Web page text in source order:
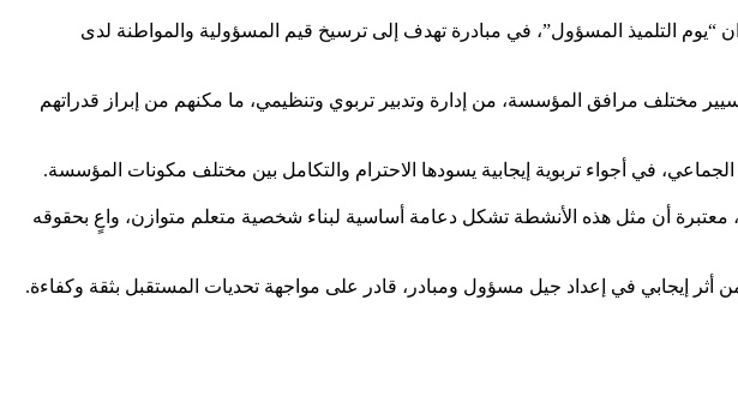
04 أبريل 2026، تنظيم فعالية تربوية متميزة تحت عنوان “يوم التلميذ المسؤول”، في مبادرة تهدف إلى ترسيخ قيم المسؤولية والمواطنة لدى
مختلف مرافق المؤسسة، من إدارة وتدبير تربوي وتنظيمي، ما مكنهم من إبراز قدراتهم
في أجواء تربوية إيجابية يسودها الاحترام والتكامل بين مختلف مكونات المؤسسة.
معتبرة أن مثل هذه الأنشطة تشكل دعامة أساسية لبناء شخصية متعلم متوازن، واعٍ بحقوقه
من أثر إيجابي في إعداد جيل مسؤول ومبادر، قادر على مواجهة تحديات المستقبل بثقة وكفاءة.